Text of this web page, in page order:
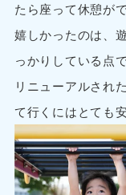
たら座って休憩が
嬉しかったのは、
っかりしている点で
リニューアルされ
て行くにはとても